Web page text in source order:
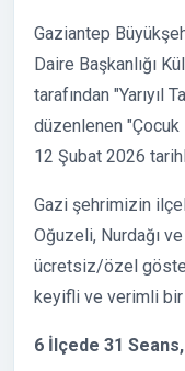
Gaziantep
Daire Başkanlığı
tarafından "Yarıyıl
düzenlenen
12 Şubat 2026
Gazi şehrimizin
Oğuzeli, Nurdağı
ücretsiz/özel
keyifli ve verimli
6 İlçede 31